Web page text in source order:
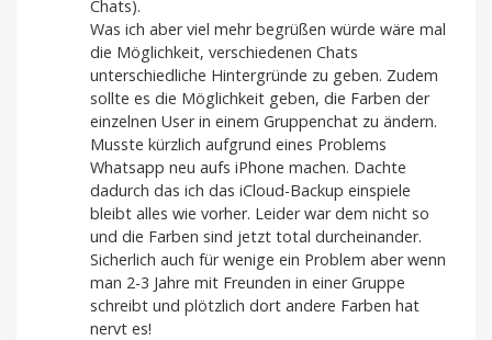
Chats).
Was ich aber viel mehr begrüßen würde wäre mal
die Möglichkeit, verschiedenen Chats
unterschiedliche Hintergründe zu geben. Zudem
sollte es die Möglichkeit geben, die Farben der
einzelnen User in einem Gruppenchat zu ändern.
Musste kürzlich aufgrund eines Problems
Whatsapp neu aufs iPhone machen. Dachte
dadurch das ich das iCloud-Backup einspiele
bleibt alles wie vorher. Leider war dem nicht so
und die Farben sind jetzt total durcheinander.
Sicherlich auch für wenige ein Problem aber wenn
man 2-3 Jahre mit Freunden in einer Gruppe
schreibt und plötzlich dort andere Farben hat
nervt es!